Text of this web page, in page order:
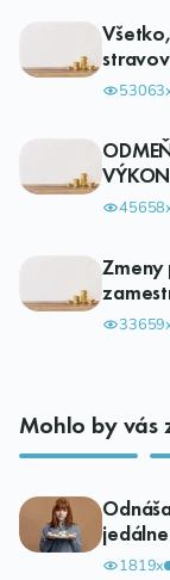
Mohlo by vás
1819x